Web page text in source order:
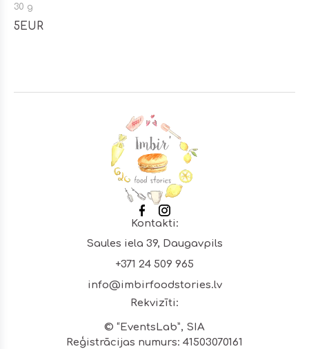
30 g
5EUR
Footer
Kontakti:
Saules iela 39, Daugavpils
+371 24 509 965
info@imbirfoodstories.lv
Rekvizīti:
© “EventsLab”, SIA
Reģistrācijas numurs: 41503070161